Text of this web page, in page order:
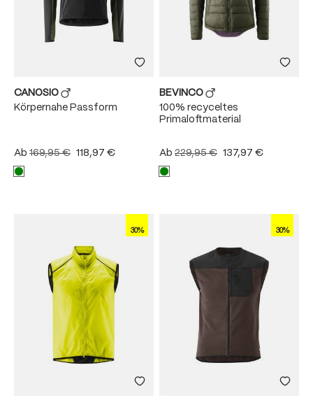
CANOSIO
Körpernahe Passform
Ab 169,95 € 118,97 €
BEVINCO
100% recyceltes
Primaloftmaterial
Ab 229,95 € 137,97 €
30% 30%